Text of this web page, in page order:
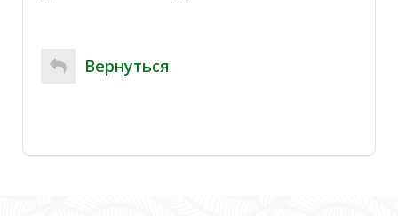
Вернуться